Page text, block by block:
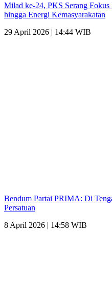
Milad ke-24, PKS Serang
hingga Energi Kemasyarakatan
29 April 2026 | 14:44 WIB
Bendum Partai PRIMA: Di
Persatuan
8 April 2026 | 14:58 WIB